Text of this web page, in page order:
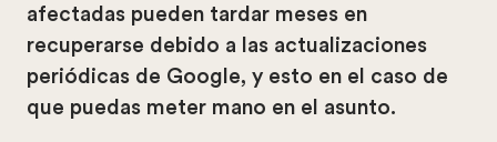
afectadas pueden tardar meses en
recuperarse debido a las actualizaciones
periódicas de Google, y esto en el caso de
que puedas meter mano en el asunto.